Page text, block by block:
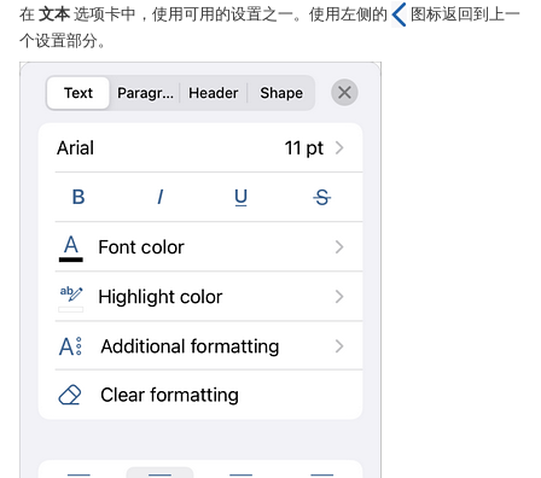
在文本选项卡中，使用可用的设置之一。使用左侧的
图标返回到上一
个设置部分。